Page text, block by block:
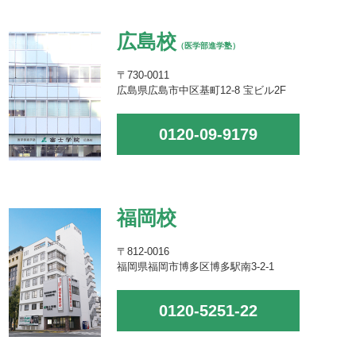
広島校 （医学部進学塾）
〒730-0011
広島県広島市中区基町12-8 宝ビル2F
0120-09-9179
福岡校
〒812-0016
福岡県福岡市博多区博多駅南3-2-1
0120-5251-22